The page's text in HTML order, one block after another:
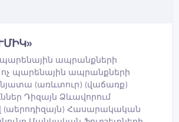
պարենային ապրանքների
ոչ պարենային ապրանքների
(առևտուր) (վաճառք)
Դիզայն Ձևավորում
(աերոդիզայն) Հասարակական